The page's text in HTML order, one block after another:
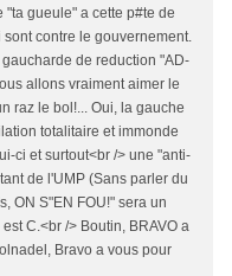
"ta gueule" a cette p#te de
contre le gouvernement.
de reduction "AD-
allons vraiment aimer le
raz le bol!... Oui, la gauche
totalitaire et immonde
ci et surtout<br /> une "anti-
de l'UMP (Sans parler du
ON S"EN FOU!" sera un
C.<br /> Boutin, BRAVO a
Bravo a vous pour